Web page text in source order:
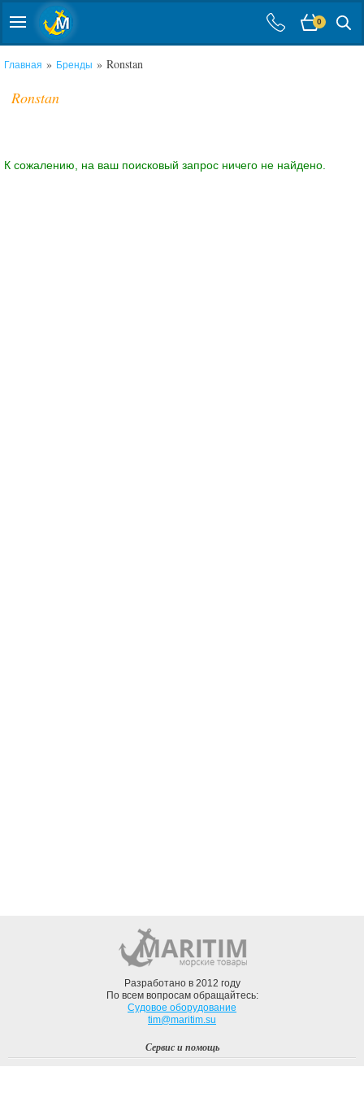
0
Главная » Бренды » Ronstan
Ronstan
К сожалению, на ваш поисковый запрос ничего не найдено.
Разработано в 2012 году
По всем вопросам обращайтесь:
Судовое оборудование
tim@maritim.su
Сервис и помощь